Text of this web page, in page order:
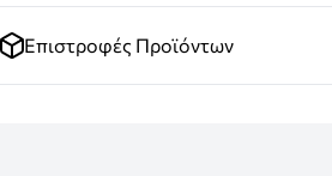
Επιστροφές Προϊόντων